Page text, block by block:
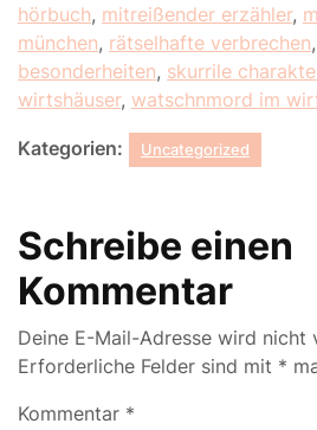
hörbuch, mitreißender erzähler,
münchen, rätselhafte verbrechen,
besonderheiten, skurrile
wirtshäuser, watschnmord im
Kategorien: Uncategorized
Schreibe einen
Kommentar
Deine E-Mail-Adresse wird nicht
Erforderliche Felder sind mit *
Kommentar *